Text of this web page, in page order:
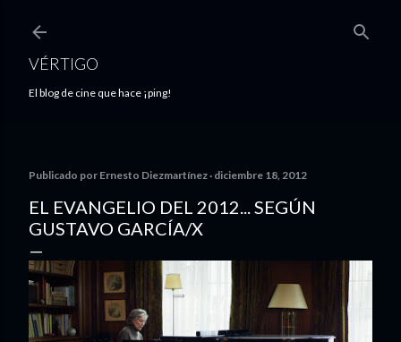
VÉRTIGO
El blog de cine que hace ¡ping!
Publicado por Ernesto Diezmartínez diciembre 18, 2012
EL EVANGELIO DEL 2012... SEGÚN
GUSTAVO GARCÍA/X